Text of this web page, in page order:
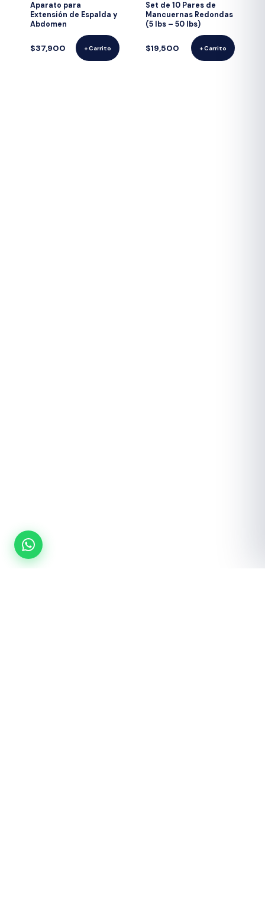
Aparato para
Extensión de Espalda y
Abdomen
$37,900 + Carrito
Set de 10 Pares de
Mancuernas Redondas
(5 lbs – 50 lbs)
$19,500 + Carrito